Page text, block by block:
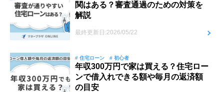
関はある？審査通過のための対策を
解説
最終更新日:2026/05/22
# 住宅ローン # 初心者
年収300万円で家は買える？住宅ロー
ンで借入れできる額や毎月の返済額
の目安